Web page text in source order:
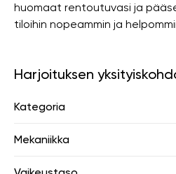
huomaat rentoutuvasi ja
tiloihin nopeammin ja
Harjoituksen
Kategoria
Mekaniikka